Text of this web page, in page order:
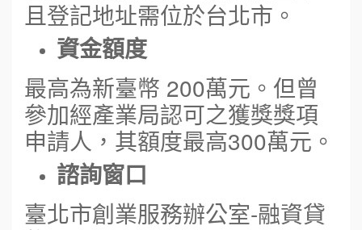
且登記地址需位於台北市。
資金額度
最高為新臺幣 200萬元。但曾
參加經產業局認可之獲獎獎項
申請人，其額度最高300萬元。
諮詢窗口
臺北市創業服務辦公室-融資貸